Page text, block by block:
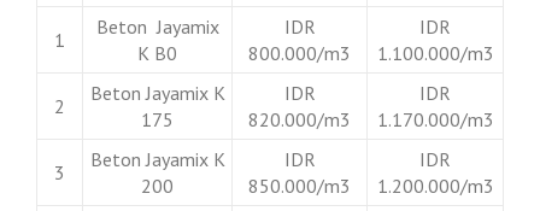
1
Beton Jayamix
K B0
IDR
800.000/m3
IDR
1.100.000/m3
2
Beton Jayamix K
175
IDR
820.000/m3
IDR
1.170.000/m3
3
Beton Jayamix K
200
IDR
850.000/m3
IDR
1.200.000/m3